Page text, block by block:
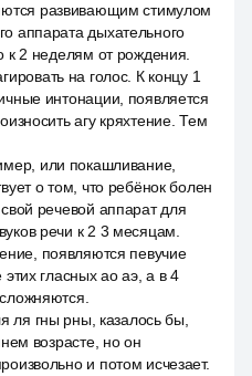
развивающим стимулом
аппарата дыхательного
к 2 неделям от рождения.
на голос. К концу 1
интонации, появляется
агу кряхтение. Тем
или покашливание,
о том, что ребёнок болен
речевой аппарат для
речи к 2 3 месяцам.
появляются певучие
гласных ао аэ, а в 4
ля гны рны, казалось бы,
возрасте, но он
и потом исчезает.